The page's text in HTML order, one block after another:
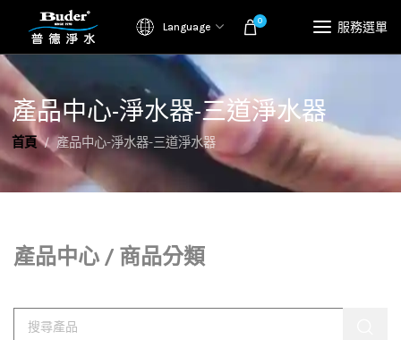
Language 0 服務選單
產品中心-淨水器-三道淨水器
首頁 產品中心-淨水器-三道淨水器
產品中心 / 商品分類